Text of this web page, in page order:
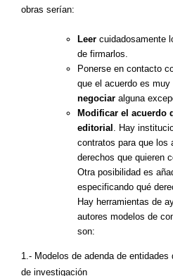
obras serían:
Leer cuidadosamente
de firmarlos.
Ponerse en contacto
que el acuerdo es
negociar alguna
Modificar el acuerdo
editorial . Hay
contratos para que los
derechos que quieren
Otra posibilidad es
especificando qué
Hay herramientas de
autores modelos de
son:
1.- Modelos de adenda de
de investigación